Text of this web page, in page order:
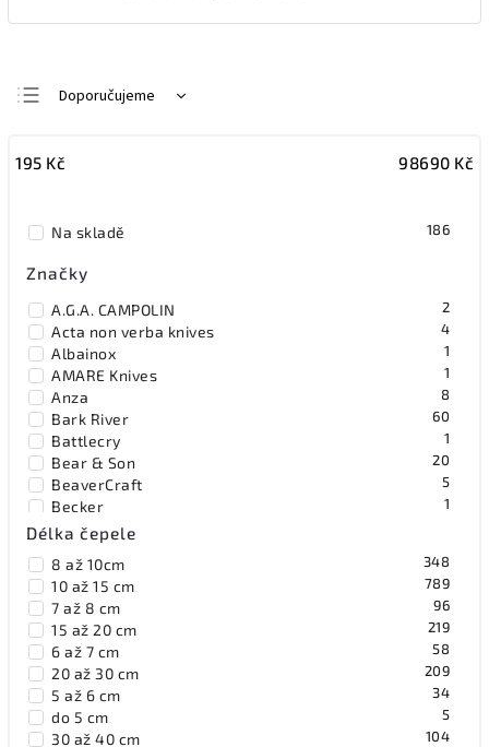
Doporučujeme
Nejdražší
Abecedně
195 Kč 98690 Kč
Na skladě 186
Značky
A.G.A. CAMPOLIN 2
Acta non verba knives 4
Albainox 1
AMARE Knives 1
Anza 8
Bark River 60
Battlecry 1
Bear & Son 20
BeaverCraft 5
Becker 1
Benchmade
Bestech Knives 8
Black Fox Knives 2
Blackhawk 1
Blackjack 15
Böker Solingen 55
Bradford Knives 36
Browning 41
Buck 36
Délka čepele
8 až 10cm 348
10 až 15 cm 789
7 až 8 cm 96
15 až 20 cm 219
6 až 7 cm 58
20 až 30 cm 209
5 až 6 cm 34
do 5 cm 5
30 až 40 cm 104